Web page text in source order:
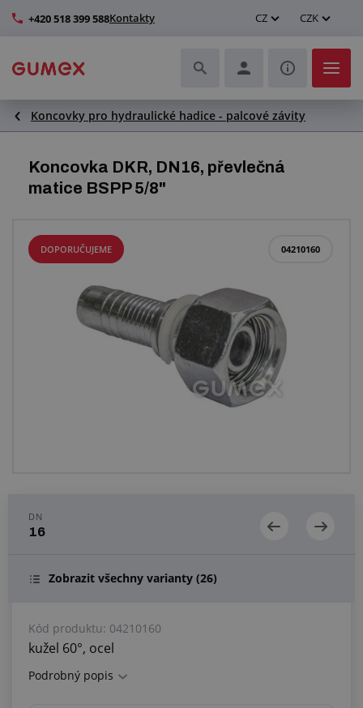
+420 518 399 588Kontakty CZ CZK
Hadice a jejich kompletace
Profily a výroba těsnění
Dopravníkové pásy a montáž
Zlepšení pracovního prostředí
Další pryžové a plastové výrobky
Koncovky pro hydraulické hadice - palcové závity
Koncovka DKR, DN16, převlečná
matice BSPP 5/8"
04210160
DOPORUČUJEME
DN
16
Zobrazit všechny varianty (26)
Kód produktu: 04210160
kužel 60°, ocel
Podrobný popis